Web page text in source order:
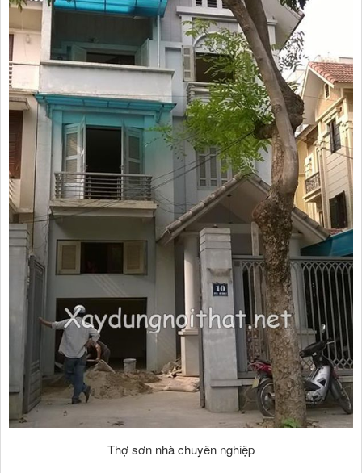
Thợ sơn nhà chuyên nghiệp